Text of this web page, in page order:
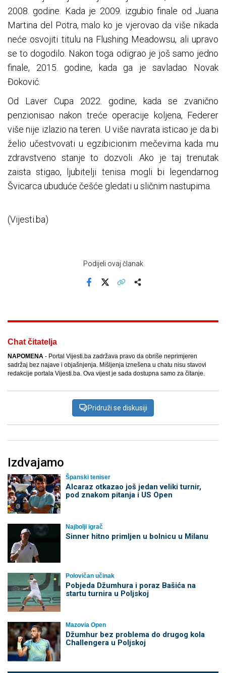
2008. godine. Kada je 2009. izgubio finale od Juana
Martina del Potra, malo ko je vjerovao da više nikada
neće osvojiti titulu na Flushing Meadowsu, ali upravo
se to dogodilo. Nakon toga odigrao je još samo jedno
finale, 2015. godine, kada ga je savladao Novak
Đoković.
Od Laver Cupa 2022. godine, kada se zvanično
penzionisao nakon treće operacije koljena, Federer
više nije izlazio na teren. U više navrata isticao je da bi
želio učestvovati u egzibicionim mečevima kada mu
zdravstveno stanje to dozvoli. Ako je taj trenutak
zaista stigao, ljubitelji tenisa mogli bi legendarnog
Švicarca ubuduće češće gledati u sličnim nastupima.
(Vijesti.ba)
Podijeli ovaj članak
Chat čitatelja
NAPOMENA - Portal Vijesti.ba zadržava pravo da obriše neprimjeren
sadržaj bez najave i objašnjenja. Mišljenja iznešena u chatu nisu stavovi
redakcije portala Vijesti.ba. Ova vijest je sada dostupna samo za čitanje.
Pridruži se diskusiji
Izdvajamo
Španski teniser
Alcaraz otkazao još jedan veliki turnir,
pod znakom pitanja i US Open
Najbolji igrač
Sinner hitno primljen u bolnicu u Milanu
Polovičan učinak
Pobjeda Džumhura i poraz Bašića na
startu turnira u Poljskoj
Mazovia Open
Džumhur bez problema do drugog kola
Challengera u Poljskoj